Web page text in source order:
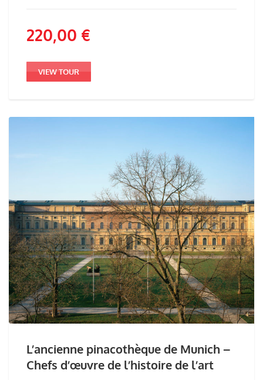
220,00 €
VIEW TOUR
L’ancienne pinacothèque de Munich –
Chefs d’œuvre de l’histoire de l’art